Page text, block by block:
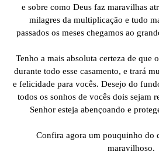
e sobre como Deus faz maravilhas
milagres da multiplicação e tudo
passados os meses chegamos ao
Tenho a mais absoluta certeza de que
durante todo esse casamento, e trará
e felicidade para vocês. Desejo do
todos os sonhos de vocês dois sejam
Senhor esteja abençoando e
Confira agora um pouquinho do
maravilhoso.